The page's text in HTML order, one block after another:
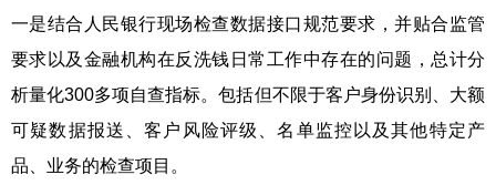
一是结合人民银行现场检查数据接口规范要求，并贴合监管
要求以及金融机构在反洗钱日常工作中存在的问题，总计分
析量化300多项自查指标。包括但不限于客户身份识别、大额
可疑数据报送、客户风险评级、名单监控以及其他特定产
品、业务的检查项目。